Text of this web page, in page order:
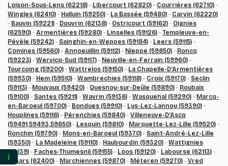
Loison-Sous-Lens (62218) - Libercourt (62820) - Courrières (62710) -
Wingles (62410) - Halluin (59250) - La Bassée (59480) - Carvin (62220)
- Bauvin (59221) - Douvrin (62138) - Ostricourt (59162) - Oignies
(62590) - Armentières (59280) - Linselles (59126) - Templeuve-en-
Pévèle (59242) - Sainghin-en-Weppes (59184) - Leers (59115) -
Comines (59560) - Annoeuillin (59112) - Nieppe (59850) - Roncq
(59223) - Wervicq-Sud (59117) - Neuville-en-Ferrain (59960) -
Tourcoing (59200) - Wattrelos (59150) - La Chapelle-D’Armentières
(59930) - Hem (59510) - Wambrechies (59118) - Croix (59170) - Seclin
(59113) - Mouvaux (59420) - Quesnoy-sur-Deûle (59890) - Roubaix
(59100) - Santes (59211) - Wavrin (59136) - Wasquehal (59290) - Marcq-
en-Baroeul (59700) - Bondues (59910) - Lys-Lez-Lannoy (59390) -
Houplines (59116) - Pérenchies (59840) - Villeneuve-D’Ascq
(59491,59493,59650) - Lesquin (59810) - Marquette-Lez-Lille (59520) -
Ronchin (59790) - Mons-en-Baroeul (59370) - Saint-André-Lez-Lille
(59350) - La Madeleine (59110) - Haubourdin (59320) - Wattignies
(59139) - Faches-Thumesnil (59155) - Loos (59120) - Labourse (62113) -
Essars (62400) - Marchiennes (59870) - Méteren (59270) - Vred
ℹ️